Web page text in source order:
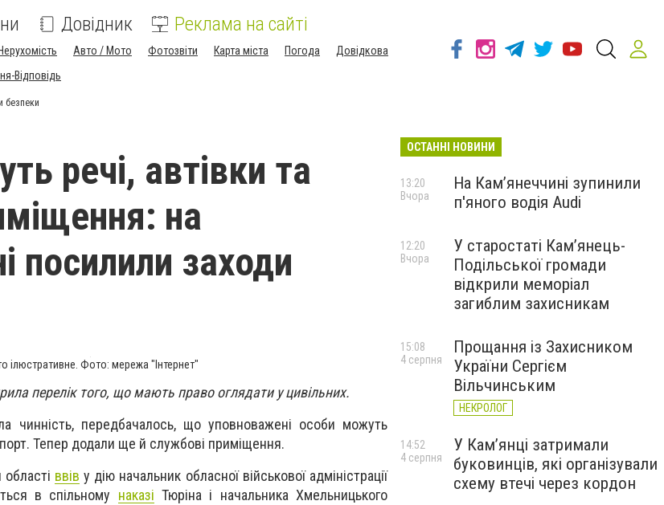
Довідник Реклама на сайті
Нерухомість Авто / Мото Фотозвіти Карта міста Погода
Довідкова
Відповідь
безпеки
речі, автівки та
на
посилили заходи
ілюстративне. Фото: мережа "Інтернет"
перелік того, що мають право оглядати у цивільних.
чинність, передбачалось, що уповноважені особи можуть
Тепер додали ще й службові приміщення.
ввів у дію начальник обласної військової адміністрації
в спільному наказі Тюріна і начальника Хмельницького
ОСТАННІ НОВИНИ
На Камʼянеччині зупинили
п'яного водія Audi
13:20
Вчора
У старостаті Кам’янець-
Подільської громади
відкрили меморіал
загиблим захисникам
12:20
Вчора
Прощання із Захисником
України Сергієм
Вільчинським
НЕКРОЛОГ
15:08
4 серпня
У Кам’янці затримали
буковинців, які організували
схему втечі через кордон
14:52
4 серпня